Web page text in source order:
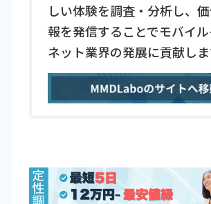
しい体験を調査・分析し、
報を発信することでモバイ
ネット業界の発展に貢献しま